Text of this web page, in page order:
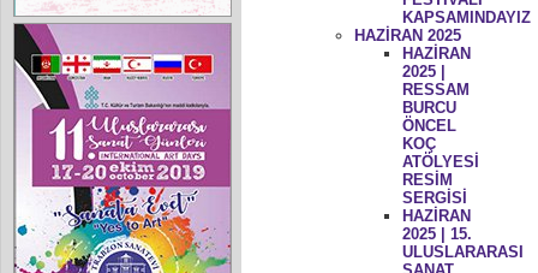
KAPSAMINDAYIZ
HAZİRAN 2025
HAZİRAN
2025 |
RESSAM
BURCU
ÖNCEL
KOÇ
ATÖLYESİ
RESİM
SERGİSİ
HAZİRAN
2025 | 15.
ULUSLARARASI